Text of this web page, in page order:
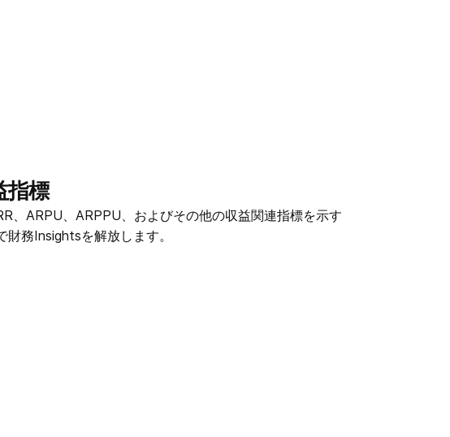
指標
、ARPU、ARPPU、およびその他の収益関連指標を示す
財務Insightsを解放します。